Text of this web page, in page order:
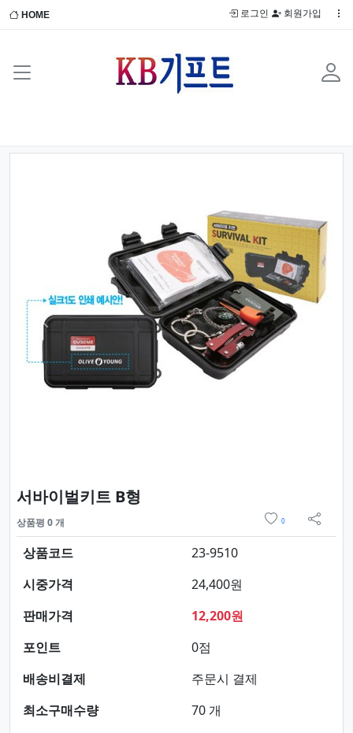
HOME 로그인 회원가입
Previous
서바이벌키트 B형
상품평 0 개 0
sns 공
상품코드
23-9510
시중가격
24,400원
판매가격
12,200원
포인트
0점
배송비결제
주문시 결제
최소구매수량
70 개